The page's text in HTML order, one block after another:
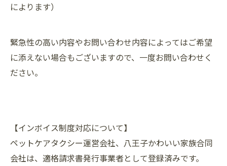
によります）
緊急性の高い内容やお問い合わせ内容によってはご希望
に添えない場合もございますので、一度お問い合わせく
ださい。
【インボイス制度対応について】
ペットケアタクシー運営会社、八王子かわいい家族合同
会社は、適格請求書発行事業者として登録済みです。